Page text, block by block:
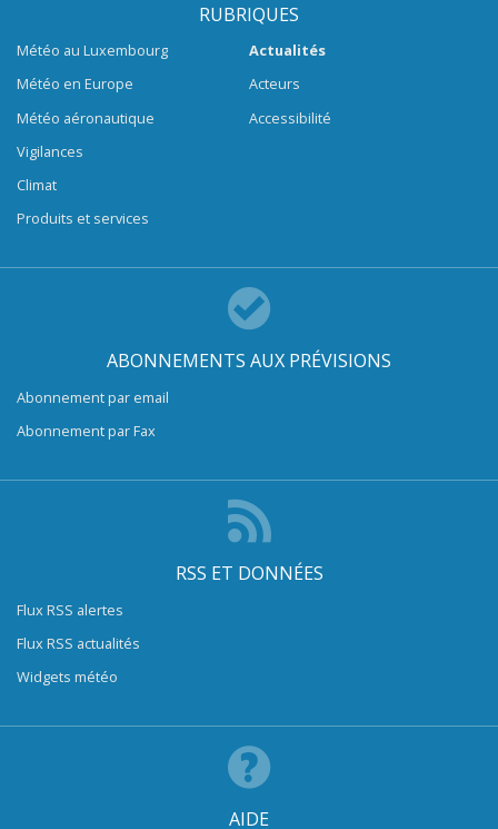
RUBRIQUES
Météo au Luxembourg
Météo en Europe
Météo aéronautique
Vigilances
Climat
Produits et services
Actualités
Acteurs
Accessibilité
ABONNEMENTS AUX PRÉVISIONS
Abonnement par email
Abonnement par Fax
RSS ET DONNÉES
Flux RSS alertes
Flux RSS actualités
Widgets météo
AIDE